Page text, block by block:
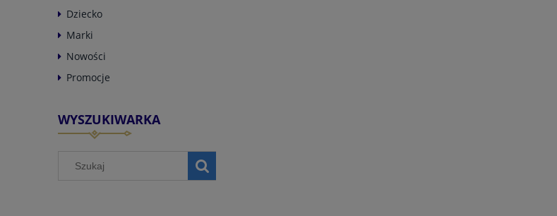
Dziecko
Marki
Nowości
Promocje
WYSZUKIWARKA